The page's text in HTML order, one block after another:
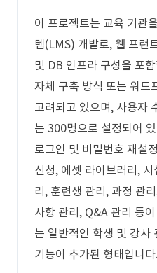
이 프로젝트는 교육 기관
템(LMS) 개발로, 웹 프런
및 DB 인프라 구성을 포
자체 구축 방식 또는 워드
고려되고 있으며, 사용자
는 300명으로 설정되어
로그인 및 비밀번호 재설
신청, 에셋 라이브러리,
리, 훈련생 관리, 과정 관
사항 관리, Q&A 관리 등
는 일반적인 학생 및 강사
기능이 추가된 형태입니다.